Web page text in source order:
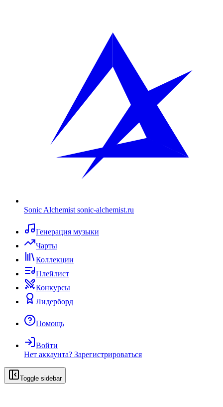
Sonic Alchemist sonic-alchemist.ru
Генерация музыки
Чарты
Коллекции
Плейлист
Конкурсы
Лидерборд
Помощь
Войти
Нет аккаунта? Зарегистрироваться
Toggle sidebar